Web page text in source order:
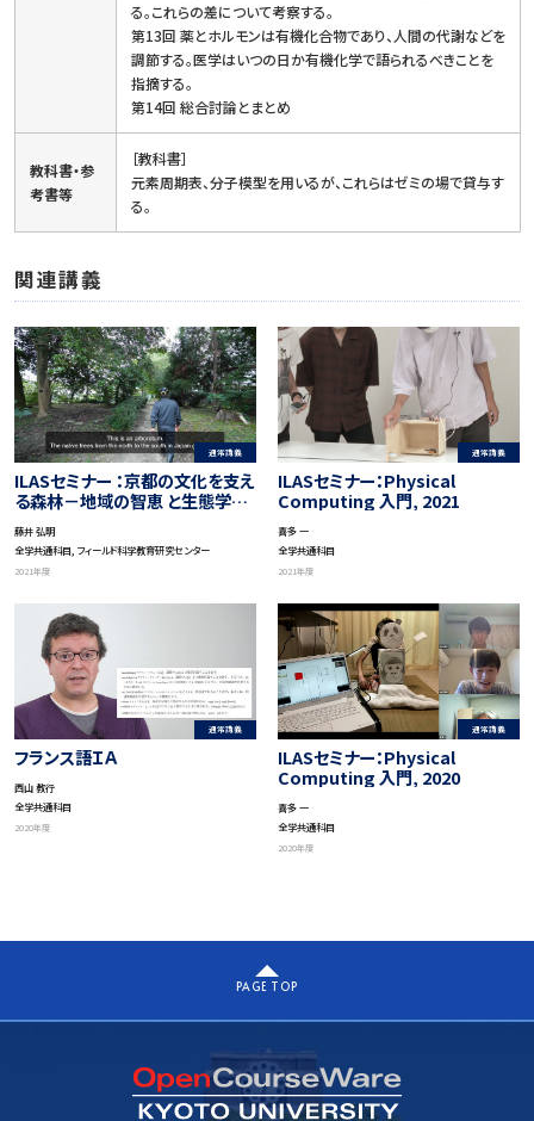
る。これらの差について考察する。
第13回 薬とホルモンは有機化合物であり、人間の代謝などを
調節する。医学はいつの日か有機化学で語られるべきことを
指摘する。
第14回 総合討論とまとめ
教科書・参
考書等
［教科書］
元素周期表、分子模型を用いるが、これらはゼミの場で貸与す
る。
関連講義
通常講義
ILASセミナー ：京都の文化を支え
る森林－地域の智恵 と生態学的
知見
藤井 弘明
全学共通科目, フィールド科学教育研究センター
2021年度
通常講義
ILASセミナー：Physical
Computing 入門, 2021
喜多 一
全学共通科目
2021年度
通常講義
フランス語ＩＡ
西山 教行
全学共通科目
2020年度
通常講義
ILASセミナー：Physical
Computing 入門, 2020
喜多 一
全学共通科目
2020年度
PAGE TOP